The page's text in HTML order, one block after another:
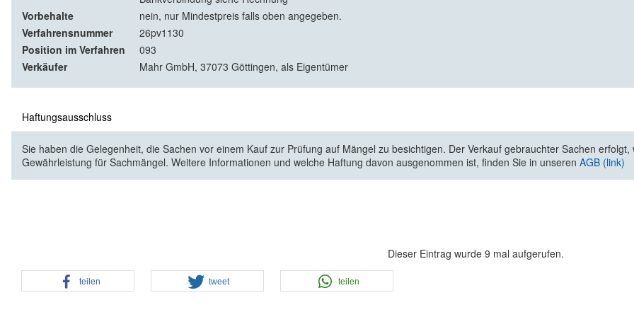
Vorbehalte
nein, nur Mindestpreis falls oben angegeben.
Verfahrensnummer
26pv1130
Position im Verfahren
093
Verkäufer
Mahr GmbH, 37073 Göttingen, als Eigentümer
Haftungsausschluss
Sie haben die Gelegenheit, die Sachen vor einem Kauf zur Prüfung auf Mängel zu besichtigen. Der Verkauf gebrauchter Sachen
Gewährleistung für Sachmängel. Weitere Informationen und welche Haftung davon ausgenommen ist, finden Sie in unseren AGB (link)
Dieser Eintrag wurde 9 mal aufgerufen.
teilen tweet teilen